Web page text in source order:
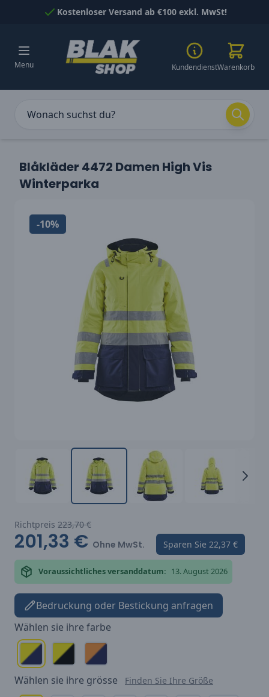
Skip to ContentKostenloser Versand ab €100 exkl. MwSt!
Menu KundendienstWarenkorb
Blåkläder 4472 Damen High Vis
Winterparka
-10%
Richtpreis 223,70 €
201,33 € Ohne MwSt. Sparen Sie 22,37 €
Voraussichtliches versanddatum: 13. August 2026
Bedruckung oder Bestickung anfragen
Wählen sie ihre farbe
Wählen sie ihre grösse Finden Sie Ihre Größe